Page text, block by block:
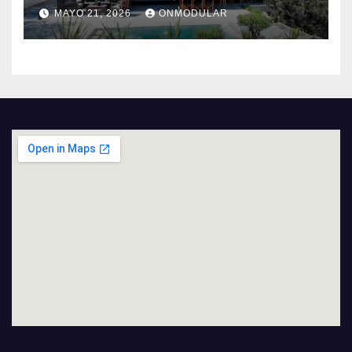
MAYO 21, 2026 ONMODULAR